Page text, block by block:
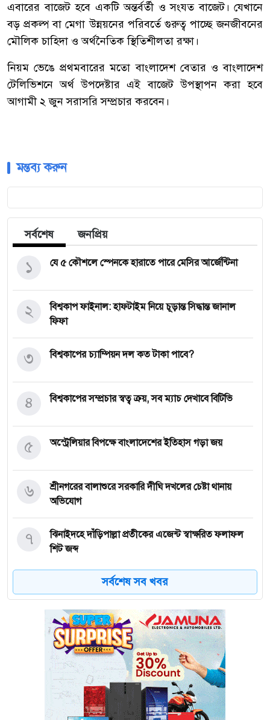
এবারের বাজেট হবে একটি অন্তর্বর্তী ও সংযত বাজেট। যেখানে
বড় প্রকল্প বা মেগা উন্নয়নের পরিবর্তে গুরুত্ব পাচ্ছে জনজীবনের
মৌলিক চাহিদা ও অর্থনৈতিক স্থিতিশীলতা রক্ষা।
নিয়ম ভেঙে প্রথমবারের মতো বাংলাদেশ বেতার ও বাংলাদেশ
টেলিভিশনে অর্থ উপদেষ্টার এই বাজেট উপস্থাপন করা হবে
আগামী ২ জুন সরাসরি সম্প্রচার করবেন।
মন্তব্য করুন
সর্বশেষ জনপ্রিয়
যে ৫ কৌশলে স্পেনকে হারাতে পারে মেসির আর্জেন্টিনা
১
বিশ্বকাপ ফাইনাল: হাফটাইম নিয়ে চূড়ান্ত সিদ্ধান্ত জানাল
ফিফা
২
বিশ্বকাপের চ্যাম্পিয়ন দল কত টাকা পাবে?
৩
বিশ্বকাপের সম্প্রচার স্বত্ব ক্রয়, সব ম্যাচ দেখাবে বিটিভি
৪
অস্ট্রেলিয়ার বিপক্ষে বাংলাদেশের ইতিহাস গড়া জয়
৫
শ্রীনগরের বালাশুরে সরকারি দীঘি দখলের চেষ্টা থানায়
অভিযোগ
৬
ঝিনাইদহে দাঁড়িপাল্লা প্রতীকের এজেন্ট স্বাক্ষরিত ফলাফল
শিট জব্দ
৭
ত্রয়োদশ জাতীয় নির্বাচন, শান্তিপূর্ণ ও নিরপেক্ষ হোক
ইশরাকের আসনে ভোটকেন্দ্রে ঢুকে প্রিজাইডিং অফিসারের
ওপর হামলা বিএনপি নেতাকর্মীদের
অবরুদ্ধ জামায়াত নেতাকে উদ্ধার করলেন এনসিপি নেত্রী ডা.
মিতু
সর্বশেষ সব খবর